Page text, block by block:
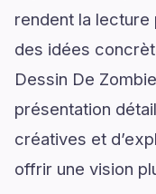
rendent la lecture
des idées
Dessin De
présentation
créatives et
offrir une vision